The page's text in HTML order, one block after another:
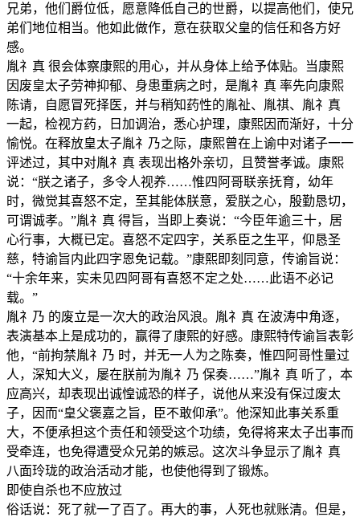
兄弟，他们爵位低，愿意降低自己的世爵，以提高他们，使兄
弟们地位相当。他如此做作，意在获取父皇的信任和各方好
感。
胤礻真 很会体察康熙的用心，并从身体上给予体贴。当康熙
因废皇太子劳神抑郁、身患重病之时，是胤礻真 率先向康熙
陈请，自愿冒死择医，并与稍知药性的胤祉、胤祺、胤礻真
一起，检视方药，日加调治，悉心护理，康熙因而渐好，十分
愉悦。在释放皇太子胤礻乃之际，康熙曾在上谕中对诸子一一
评述过，其中对胤礻真 表现出格外亲切，且赞誉孝诚。康熙
说：“朕之诸子，多令人视养……惟四阿哥联亲抚育，幼年
时，微觉其喜怒不定，至其能体朕意，爱朕之心，殷勤恳切，
可谓诚孝。”胤礻真 得旨，当即上奏说：“今臣年逾三十，居
心行事，大概已定。喜怒不定四字，关系臣之生平，仰恳圣
慈，特谕旨内此四字恩免记载。”康熙即刻同意，传谕旨说：
“十余年来，实未见四阿哥有喜怒不定之处……此语不必记
载。”
胤礻乃 的废立是一次大的政治风浪。胤礻真 在波涛中角逐，
表演基本上是成功的，赢得了康熙的好感。康熙特传谕旨表彰
他，“前拘禁胤礻乃 时，并无一人为之陈奏，惟四阿哥性量过
人，深知大义，屡在朕前为胤礻乃 保奏……”胤礻真 听了，本
应高兴，却表现出诚惶诚恐的样子，说他从来没有保过废太
子，因而“皇父褒嘉之旨，臣不敢仰承”。他深知此事关系重
大，不便承担这个责任和领受这个功绩，免得将来太子出事而
受牵连，也免得遭受众兄弟的嫉忌。这次斗争显示了胤礻真
八面玲珑的政治活动才能，也使他得到了锻炼。
即使自杀也不应放过
俗话说：死了就一了百了。再大的事，人死也就账清。但是，